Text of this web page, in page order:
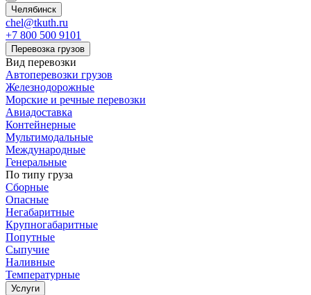
Челябинск
chel@tkuth.ru
+7 800 500 9101
Перевозка грузов
Вид перевозки
Автоперевозки грузов
Железнодорожные
Морские и речные перевозки
Авиадоставка
Контейнерные
Мультимодальные
Международные
Генеральные
По типу груза
Сборные
Опасные
Негабаритные
Крупногабаритные
Попутные
Сыпучие
Наливные
Температурные
Услуги